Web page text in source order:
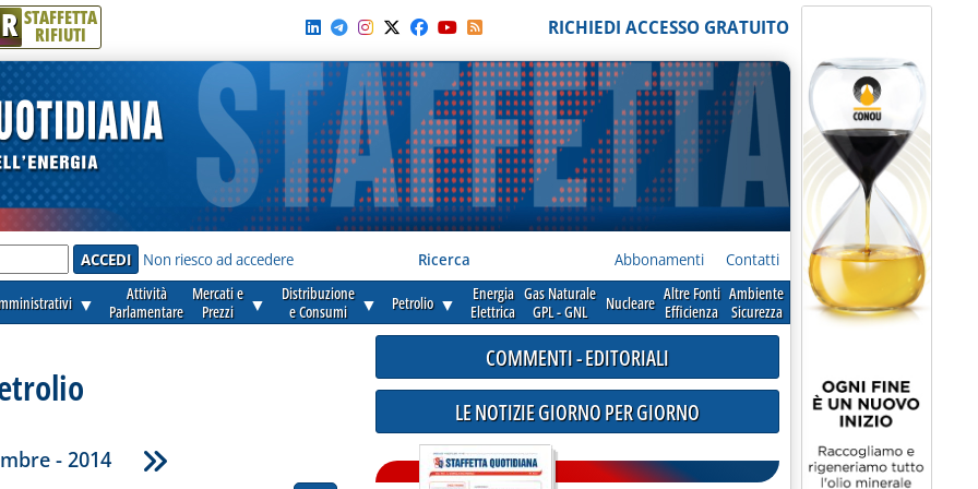
R STAFFETTA
RIFIUTI RICHIEDI ACCESSO GRATUITO
Non riesco ad accedere Ricerca Abbonamenti Contatti
▼
Attività
Parlamentare
Mercati e
Prezzi
▼
Distribuzione
e Consumi
▼ Petrolio ▼
Energia
Elettrica
Gas Naturale
GPL - GNL
Nucleare Altre Fonti
Efficienza
Ambiente
Sicurezza
- 2014
COMMENTI - EDITORIALI
LE NOTIZIE GIORNO PER GIORNO